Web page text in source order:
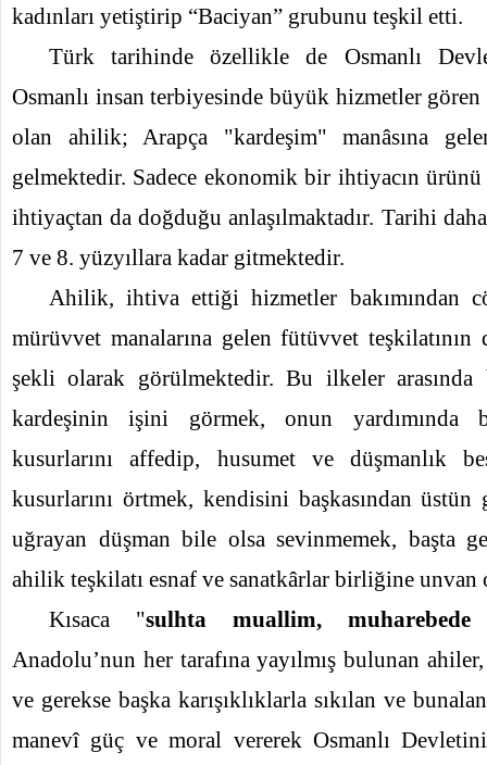
kadınları yetiştirip “Baciyan” grubunu teşkil etti.
Türk tarihinde özellikle de Osmanlı
Osmanlı insan terbiyesinde büyük hizmetler
olan ahilik; Arapça "kardeşim" manâsına
gelmektedir. Sadece ekonomik bir ihtiyacın
ihtiyaçtan da doğduğu anlaşılmaktadır. Tarihi
7 ve 8. yüzyıllara kadar gitmektedir.
Ahilik, ihtiva ettiği hizmetler bakımından
mürüvvet manalarına gelen fütüvvet
şekli olarak görülmektedir. Bu ilkeler arasında
kardeşinin işini görmek, onun yardımında
kusurlarını affedip, husumet ve düşmanlık
kusurlarını örtmek, kendisini başkasından üstün
uğrayan düşman bile olsa sevinmemek, başta
ahilik teşkilatı esnaf ve sanatkârlar birliğine
Kısaca "sulhta muallim,
Anadolu’nun her tarafına yayılmış bulunan
ve gerekse başka karışıklıklarla sıkılan ve
manevî güç ve moral vererek Osmanlı